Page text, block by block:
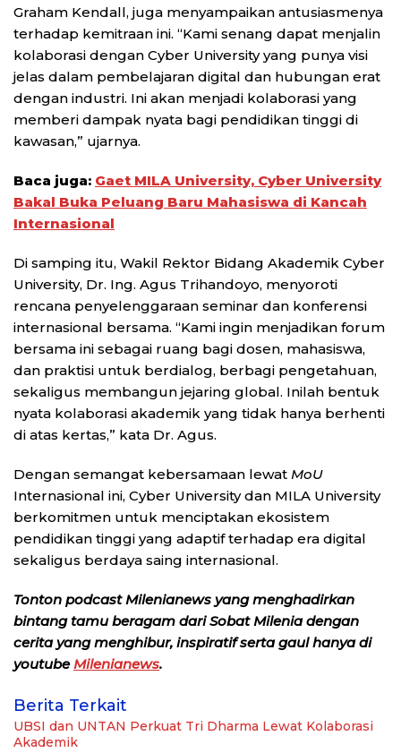
Graham Kendall, juga menyampaikan antusiasmenya
terhadap kemitraan ini. “Kami senang dapat menjalin
kolaborasi dengan Cyber University yang punya visi
jelas dalam pembelajaran digital dan hubungan erat
dengan industri. Ini akan menjadi kolaborasi yang
memberi dampak nyata bagi pendidikan tinggi di
kawasan,” ujarnya.
Baca juga: Gaet MILA University, Cyber University
Bakal Buka Peluang Baru Mahasiswa di Kancah
Internasional
Di samping itu, Wakil Rektor Bidang Akademik Cyber
University, Dr. Ing. Agus Trihandoyo, menyoroti
rencana penyelenggaraan seminar dan konferensi
internasional bersama. “Kami ingin menjadikan forum
bersama ini sebagai ruang bagi dosen, mahasiswa,
dan praktisi untuk berdialog, berbagi pengetahuan,
sekaligus membangun jejaring global. Inilah bentuk
nyata kolaborasi akademik yang tidak hanya berhenti
di atas kertas,” kata Dr. Agus.
Dengan semangat kebersamaan lewat MoU
Internasional ini, Cyber University dan MILA University
berkomitmen untuk menciptakan ekosistem
pendidikan tinggi yang adaptif terhadap era digital
sekaligus berdaya saing internasional.
Tonton podcast Milenianews yang menghadirkan
bintang tamu beragam dari Sobat Milenia dengan
cerita yang menghibur, inspiratif serta gaul hanya di
youtube Milenianews.
Berita Terkait
UBSI dan UNTAN Perkuat Tri Dharma Lewat Kolaborasi
Akademik